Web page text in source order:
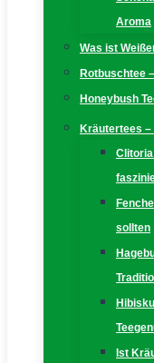
Aroma
Was ist
Rotbuschtee
Honeybush
Kräutertees
sollten
Ist